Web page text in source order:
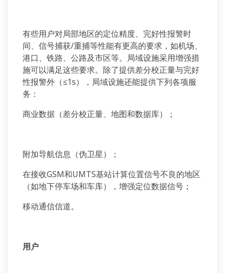
有些用户对局部地区的定位精度、完好性报警时
间、信号捕获/重捕等性能有更高的要求，如机场、
港口、铁路、公路及市区等。局域设施采用增强措
施可以满足这些要求。除了提供差分校正量与完好
性报警外（≤1s），局域设施还能提供下列各项服
务：
商业数据（差分校正量、地图和数据库）；
附加导航信息（伪卫星）；
在接收GSM和UMTS基站计算位置信号不良的地区
（如地下停车场和车库），增强定位数据信号；
移动通信信道。
用户